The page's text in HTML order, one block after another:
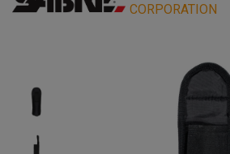
CORPORATION